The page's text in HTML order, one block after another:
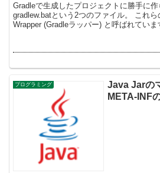
Gradleで生成したプロジェクトに勝手に
gradlew.batという2つのファイル。 これらのファイルは、Gradle
プログラミング
Java Jarの
META-INF